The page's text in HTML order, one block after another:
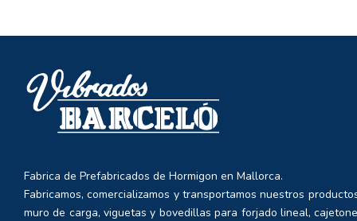
Fabrica de Prefabricados de Hormigon en Mallorca.
Fabricamos, comercializamos y transportamos nuestros
muro de carga, viguetas y bovedillas para forjado lineal,